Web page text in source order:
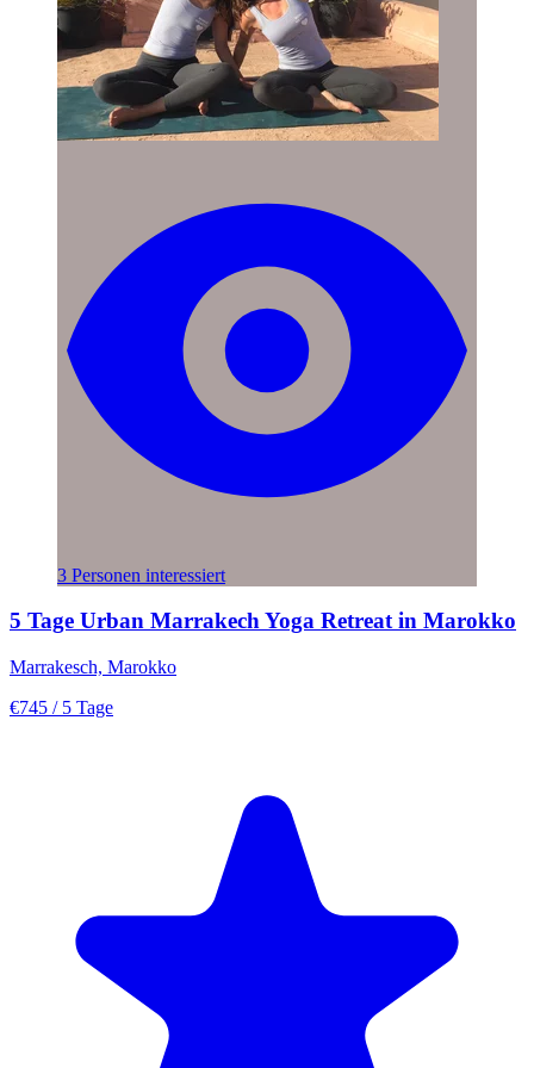
3 Personen interessiert
5 Tage Urban Marrakech Yoga Retreat in Marokko
Marrakesch, Marokko
€745 / 5 Tage